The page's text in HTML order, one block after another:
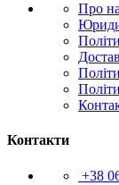
Про
Контакти
+38